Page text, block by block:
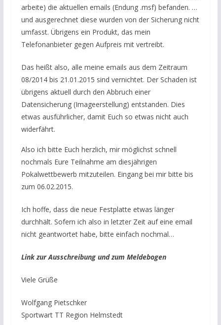
arbeite) die aktuellen emails (Endung .msf) befanden. …
und ausgerechnet diese wurden von der Sicherung nicht
umfasst. Übrigens ein Produkt, das mein
Telefonanbieter gegen Aufpreis mit vertreibt.
Das heißt also, alle meine emails aus dem Zeitraum
08/2014 bis 21.01.2015 sind vernichtet. Der Schaden ist
übrigens aktuell durch den Abbruch einer
Datensicherung (Imageerstellung) entstanden. Dies
etwas ausführlicher, damit Euch so etwas nicht auch
widerfährt.
Also ich bitte Euch herzlich, mir möglichst schnell
nochmals Eure Teilnahme am diesjährigen
Pokalwettbewerb mitzuteilen. Eingang bei mir bitte bis
zum 06.02.2015.
Ich hoffe, dass die neue Festplatte etwas länger
durchhält. Sofern ich also in letzter Zeit auf eine email
nicht geantwortet habe, bitte einfach nochmal…
Link zur Ausschreibung und zum Meldebogen
Viele Grüße
Wolfgang Pietschker
Sportwart TT Region Helmstedt